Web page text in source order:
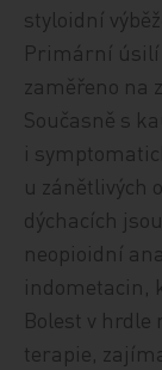
styloidní
Primární úsilí
zaměřeno na
Současně s
i
u zánětlivých
dýchacích
neopioidní
indometacin,
Bolest v
terapie,